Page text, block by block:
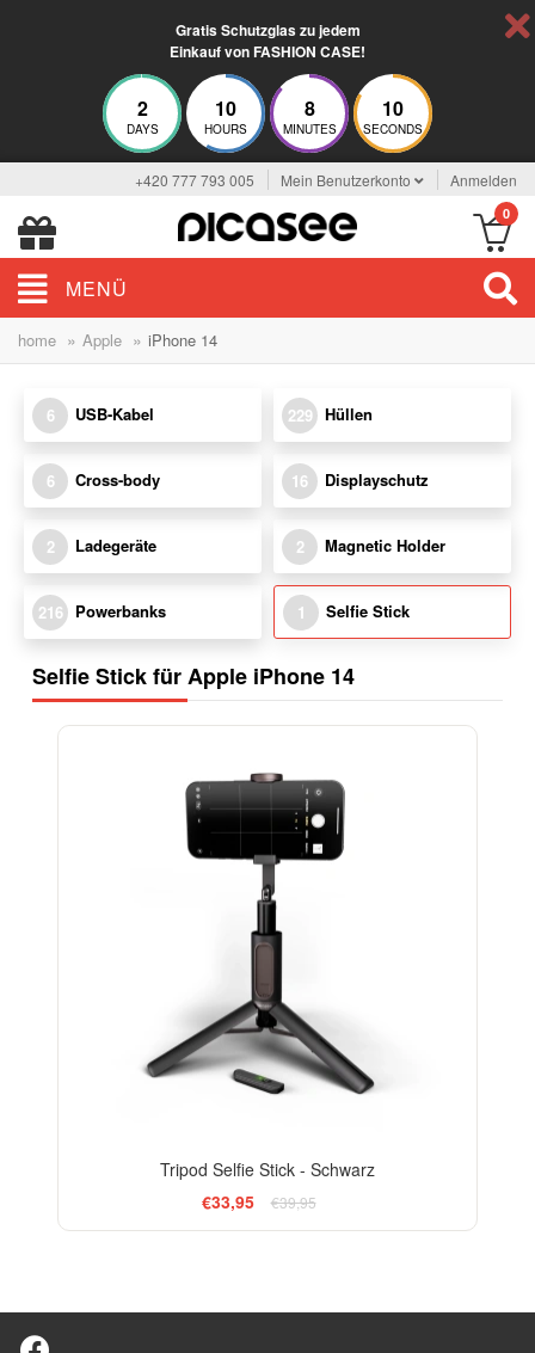
Gratis Schutzglas zu jedem
Einkauf von FASHION CASE!
2
DAYS
10
HOURS
8
MINUTES
10
SECONDS
+420 777 793 005 Mein Benutzerkonto Anmelden
0
MENÜ
home » Apple » iPhone 14
6 USB-Kabel 229 Hüllen
6 Cross-body 16 Displayschutz
2 Ladegeräte 2 Magnetic Holder
216 Powerbanks 1 Selfie Stick
Selfie Stick für Apple iPhone 14
Tripod Selfie Stick - Schwarz
€33,95
€39,95